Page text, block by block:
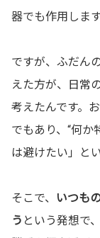
器でも作用します
ですが、ふだん
えた方が、日常
考えたんです。
でもあり、“何か
は避けたい」と
そこで、 いつも
う という発想で